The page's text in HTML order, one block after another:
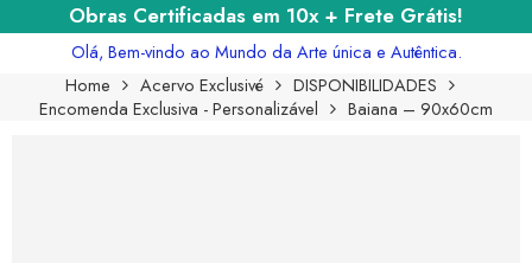
Obras Certificadas em 10x + Frete Grátis!
Olá, Bem-vindo ao Mundo da Arte única e Autêntica.
Home
Acervo Exclusivé
DISPONIBILIDADES
Encomenda Exclusiva - Personalizável
Baiana – 90x60cm